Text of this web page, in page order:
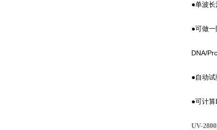
●单波
●可做
DNA/
●自动
●可计
UV-2800